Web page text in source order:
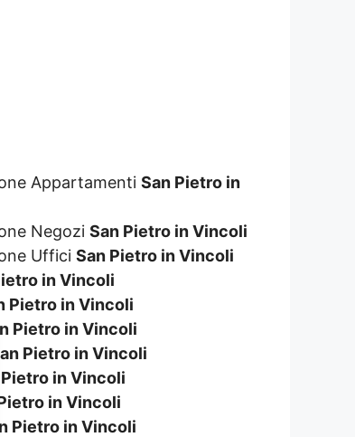
AppartamentiSan Pietro in
NegoziSan Pietro in Vincoli
UfficiSan Pietro in Vincoli
in Vincoli
Pietro in Vincoli
Pietro in Vincoli
Pietro in Vincoli
Pietro in Vincoli
Pietro in Vincoli
Pietro in Vincoli